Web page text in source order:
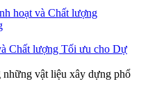
Chất lượng Tối ưu cho Dự
vật liệu xây dựng phổ